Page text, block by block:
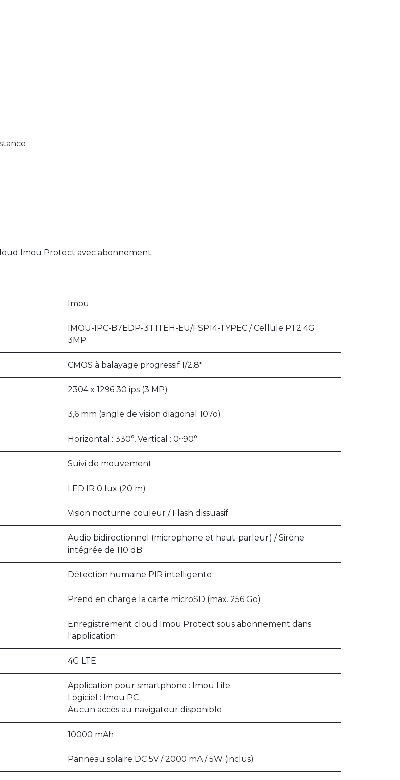
Imou Protect avec abonnement
Imou
IMOU-IPC-B7EDP-3T1TEH-EU/FSP14-TYPEC / Cellule PT2 4G
3MP
CMOS à balayage progressif 1/2,8"
2304 x 1296 30 ips (3 MP)
3,6 mm (angle de vision diagonal 107o)
Horizontal : 330°, Vertical : 0~90°
Suivi de mouvement
LED IR 0 lux (20 m)
Vision nocturne couleur / Flash dissuasif
Audio bidirectionnel (microphone et haut-parleur) / Sirène
intégrée de 110 dB
Détection humaine PIR intelligente
Prend en charge la carte microSD (max. 256 Go)
Enregistrement cloud Imou Protect sous abonnement dans
l'application
4G LTE
Application pour smartphone : Imou Life
Logiciel : Imou PC
Aucun accès au navigateur disponible
10000 mAh
Panneau solaire DC 5V / 2000 mA / 5W (inclus)